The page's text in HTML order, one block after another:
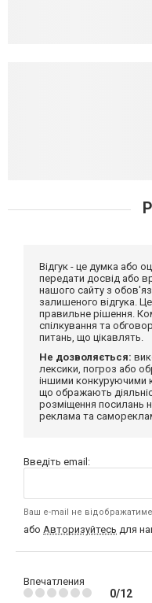
Відгук - це думка або
передати досвід або
нашого сайту з
залишеного відгука.
правильне рішення.
спілкування та
питань, що цікавлять.
Не дозволяється:
лексики, погроз або
іншими конкуруючими
що ображають
розміщення посилань
реклама та
Введіть email:
Ваш e-mail не
або Авторизуйтесь для
Впечатления
0/12